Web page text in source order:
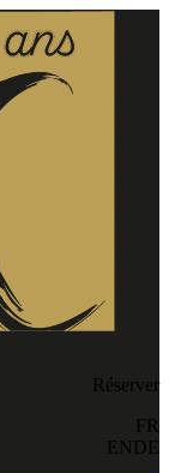
Réserver
FR
EN DE